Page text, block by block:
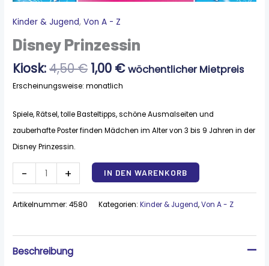
Kinder & Jugend,Von A - Z
Disney Prinzessin
Kiosk:4,50€
Ursprünglicher
war:
4,50 €
1,00 €
Preis
ist:
1,00 €.
wöchentlicher Mietpreis
Erscheinungsweise: monatlich
Spiele, Rätsel, tolle Basteltipps, schöne Ausmalseiten und
zauberhafte Poster finden Mädchen im Alter von 3 bis 9 Jahren in der
Disney Prinzessin.
-
Disney
Prinzessin
Menge
+ IN DEN WARENKORB Alternative:
Artikelnummer:4580 Kategorien:Kinder & Jugend,Von A - Z
Beschreibung